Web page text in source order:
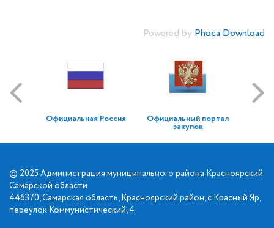
Powered by Phoca Download
Официальная Россия Официальный портал
закупок
© 2025 Администрация муниципального района Красноярский
Самарской области
446370, Самарская область, Красноярский район, с.Красный Яр,
переулок Коммунистический, 4